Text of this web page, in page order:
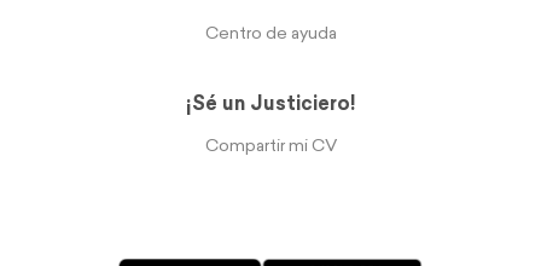
Centro de ayuda
¡Sé un Justiciero!
Compartir mi CV